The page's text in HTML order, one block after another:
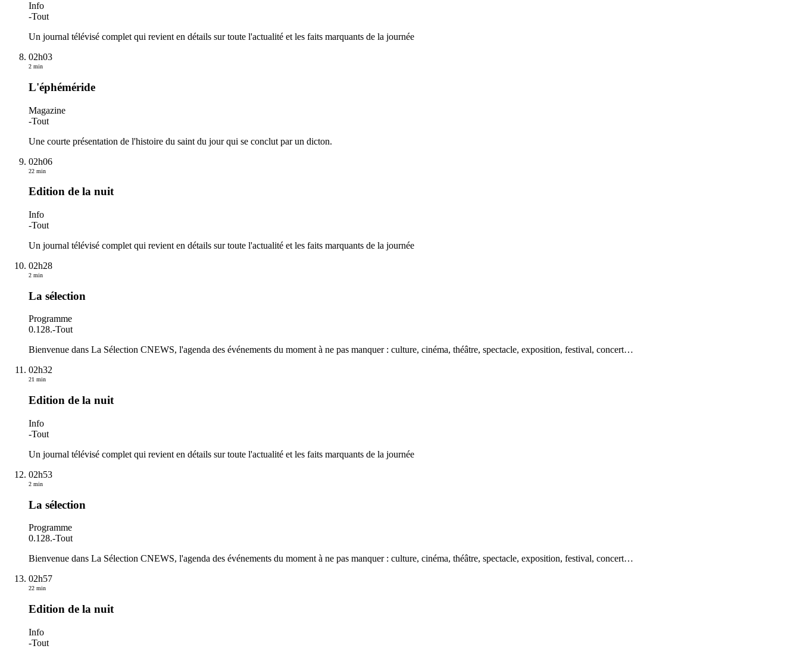
Info
-Tout
Un journal télévisé complet qui revient en détails sur toute l'actualité et les faits marquants de la journée
02h03
2 min
L'éphéméride
Magazine
-Tout
Une courte présentation de l'histoire du saint du jour qui se conclut par un dicton.
02h06
22 min
Edition de la nuit
Info
-Tout
Un journal télévisé complet qui revient en détails sur toute l'actualité et les faits marquants de la journée
02h28
2 min
La sélection
Programme
0.128.-Tout
Bienvenue dans La Sélection CNEWS, l'agenda des événements du moment à ne pas manquer : culture, cinéma, théâtre, spectacle, exposition, festival, concert…
02h32
21 min
Edition de la nuit
Info
-Tout
Un journal télévisé complet qui revient en détails sur toute l'actualité et les faits marquants de la journée
02h53
2 min
La sélection
Programme
0.128.-Tout
Bienvenue dans La Sélection CNEWS, l'agenda des événements du moment à ne pas manquer : culture, cinéma, théâtre, spectacle, exposition, festival, concert…
02h57
22 min
Edition de la nuit
Info
-Tout